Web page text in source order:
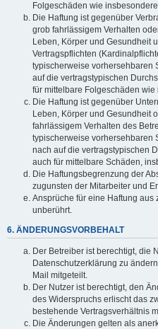
Folgeschäden wie
Die Haftung ist gegenüber
grob fahrlässigem Verhalten
Leben, Körper und Gesundheit
Vertragspflichten
typischerweise vorhersehbaren
auf die vertragstypischen
für mittelbare Folgeschäden
Die Haftung ist gegenüber
Leben, Körper und Gesundheit
fahrlässigem Verhalten des
typischerweise vorhersehbaren
nach auf die vertragstypischen
auch für mittelbare Schäden,
Die Haftungsbegrenzung der
zugunsten der Mitarbeiter und
Ansprüche für eine Haftung
unberührt.
6. ÄNDERUNGSVORBEHALT
Der Betreiber ist berechtigt, die
Datenschutzerklärung zu
Mail mitgeteilt.
Der Nutzer ist berechtigt, den
des Widerspruchs erlischt das
bestehende Vertragsverhältnis
Die Änderungen gelten als